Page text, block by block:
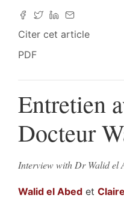
Citer cet article
PDF
Entretien
Docteur
Interview with Dr Walid el
Walid el Abed et Claire